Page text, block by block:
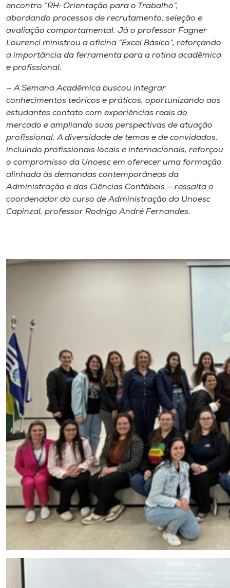
encontro “RH: Orientação para o Trabalho”,
abordando processos de recrutamento, seleção e
avaliação comportamental. Já o professor Fagner
Lourenci ministrou a oficina “Excel Básico”, reforçando
a importância da ferramenta para a rotina acadêmica
e profissional.
— A Semana Acadêmica buscou integrar
conhecimentos teóricos e práticos, oportunizando aos
estudantes contato com experiências reais do
mercado e ampliando suas perspectivas de atuação
profissional. A diversidade de temas e de convidados,
incluindo profissionais locais e internacionais, reforçou
o compromisso da Unoesc em oferecer uma formação
alinhada às demandas contemporâneas da
Administração e das Ciências Contábeis — ressalta o
coordenador do curso de Administração da Unoesc
Capinzal, professor Rodrigo André Fernandes.